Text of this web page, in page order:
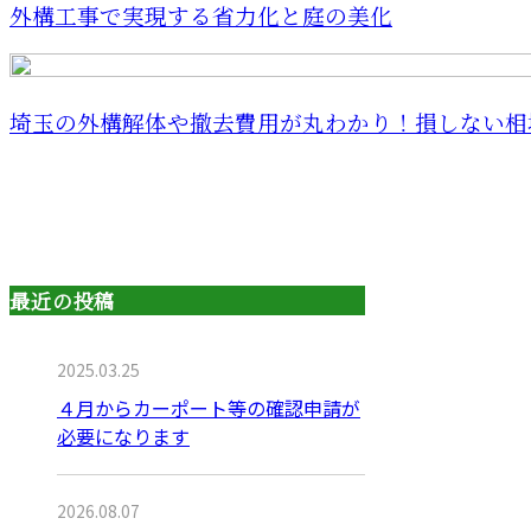
外構工事で実現する省力化と庭の美化
埼玉の外構解体や撤去費用が丸わかり！損しない
最近の投稿
2025.03.25
４月からカーポート等の確認申請が
必要になります
2026.08.07